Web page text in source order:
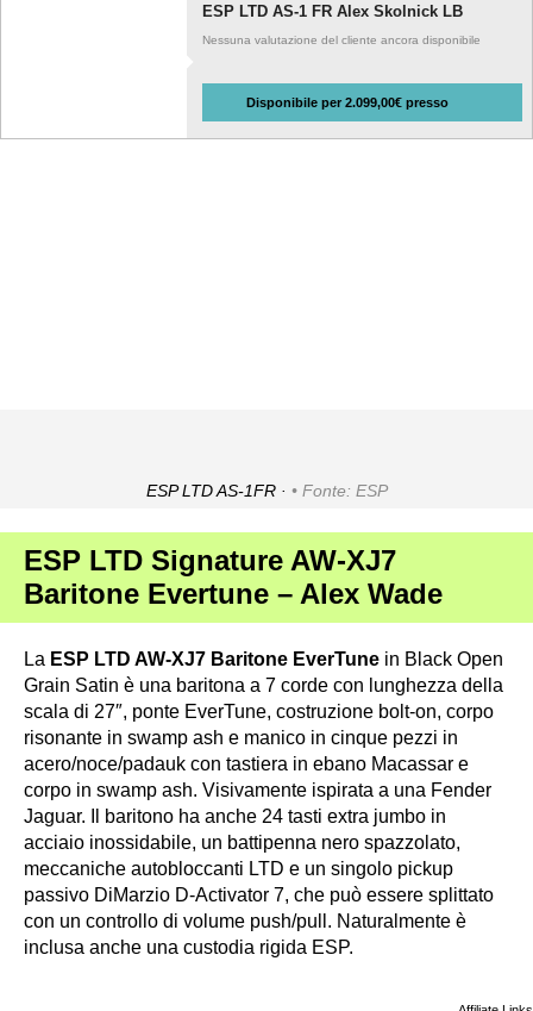
ESP LTD AS-1 FR Alex Skolnick LB
Nessuna valutazione del cliente ancora disponibile
Disponibile per 2.099,00€ presso
ESP LTD AS-1FR · Fonte: ESP
ESP LTD Signature AW-XJ7
Baritone Evertune – Alex Wade
La ESP LTD AW-XJ7 Baritone EverTune in Black Open
Grain Satin è una baritona a 7 corde con lunghezza della
scala di 27″, ponte EverTune, costruzione bolt-on, corpo
risonante in swamp ash e manico in cinque pezzi in
acero/noce/padauk con tastiera in ebano Macassar e
corpo in swamp ash. Visivamente ispirata a una Fender
Jaguar. Il baritono ha anche 24 tasti extra jumbo in
acciaio inossidabile, un battipenna nero spazzolato,
meccaniche autobloccanti LTD e un singolo pickup
passivo DiMarzio D-Activator 7, che può essere splittato
con un controllo di volume push/pull. Naturalmente è
inclusa anche una custodia rigida ESP.